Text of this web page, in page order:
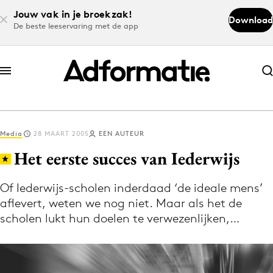
Jouw vak in je broekzak!
De beste leeservaring met de app
Download
Abonneer nu
Abonneer nu
Log in
Download de app
Volg het laatste nieuws via de Adformatie
Nieuws app
Media 28 MAART 2005 EEN AUTEUR
Het eerste succes van Iederwijs
Of Iederwijs-scholen inderdaad ‘de ideale mens’
aflevert, weten we nog niet. Maar als het de
scholen lukt hun doelen te verwezenlijken,…